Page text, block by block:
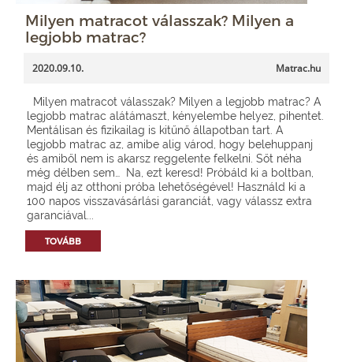
Milyen matracot válasszak? Milyen a
legjobb matrac?
2020.09.10. Matrac.hu
Milyen matracot válasszak? Milyen a legjobb matrac? A
legjobb matrac alátámaszt, kényelembe helyez, pihentet.
Mentálisan és fizikailag is kitűnő állapotban tart. A
legjobb matrac az, amibe alig várod, hogy belehuppanj
és amiből nem is akarsz reggelente felkelni. Sőt néha
még délben sem… Na, ezt keresd! Próbáld ki a boltban,
majd élj az otthoni próba lehetőségével! Használd ki a
100 napos visszavásárlási garanciát, vagy válassz extra
garanciával...
TOVÁBB